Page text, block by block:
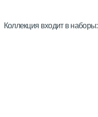
Коллекция входит в наборы: